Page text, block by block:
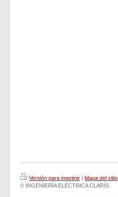
Versión para imprimir
Mapa del sitio
© INGENIERÍA ELÉCTRICA CLARÍS